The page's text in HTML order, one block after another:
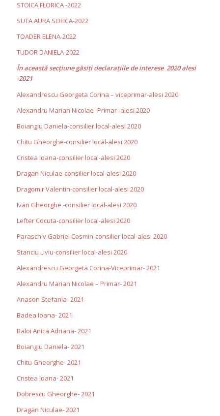
STOICA FLORICA -2022
SUTA AURA SOFICA-2022
TOADER ELENA-2022
TUDOR DANIELA-2022
În această secţiune găsiţi declaraţiile de interese 2020 alesi
-2021
Alexandrescu Georgeta Corina – viceprimar-alesi 2020
Alexandru Marian Nicolae -Primar -alesi 2020
Boiangiu Daniela-consilier local-alesi 2020
Chitu Gheorghe-consilier local-alesi 2020
Cristea Ioana-consilier local-alesi 2020
Dragan Niculae-consilier local-alesi 2020
Dragomir Valentin-consilier local-alesi 2020
Ivan Gheorghe -consilier local-alesi 2020
Lefter Cocuta-consilier local-alesi 2020
Paraschiv Gabriel Cosmin-consilier local-alesi 2020
Stanciu Liviu-consilier local-alesi 2020
Alexandrescu Georgeta Corina-Viceprimar- 2021
Alexandru Marian Nicolae – Primar- 2021
Anason Stefania- 2021
Badea Ioana- 2021
Baloi Anica Adriana- 2021
Boiangiu Daniela- 2021
Chitu Gheorghe- 2021
Cristea Ioana- 2021
Dobrescu Gheorghe- 2021
Dragan Niculae- 2021